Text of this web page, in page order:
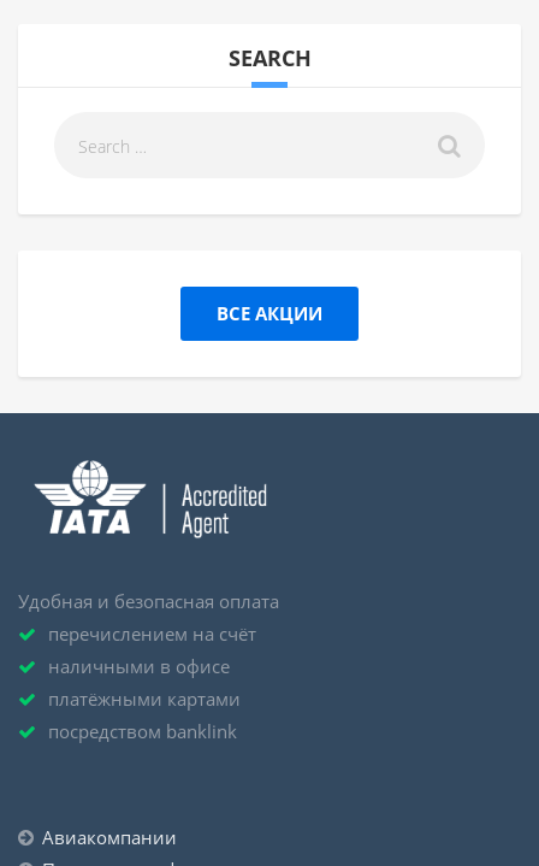
SEARCH
ВСЕ АКЦИИ
Удобная и безопасная оплата
перечислением на счёт
наличными в офисе
платёжными картами
посредством banklink
Авиакомпании